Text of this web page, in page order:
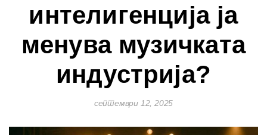
интелигенција ја
менува музичката
индустрија?
септември 12, 2025